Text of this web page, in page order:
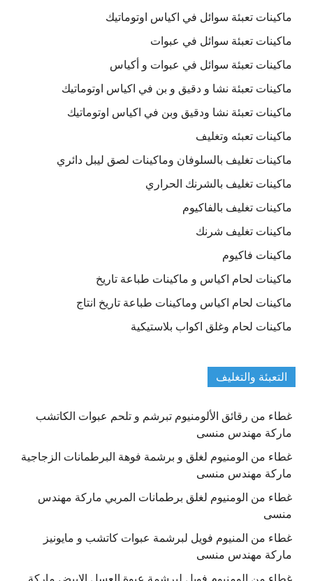
ماكينات تعبئة سوائل في اكياس اوتوماتيك
ماكينات تعبئة سوائل في عبوات
ماكينات تعبئة سوائل في عبوات و أكياس
ماكينات تعبئة نشا و دقيق و بن في اكياس اوتوماتيك
ماكينات تعبئة نشا ودقيق وبن في اكياس اوتوماتيك
ماكينات تعبئه وتغليف
ماكينات تغليف بالسلوفان وماكينات لصق ليبل دائري
ماكينات تغليف بالشرنك الحراري
ماكينات تغليف بالفاكيوم
ماكينات تغليف شرنك
ماكينات فاكيوم
ماكينات لحام اكياس و ماكينات طباعة تاريخ
ماكينات لحام اكياس وماكينات طباعة تاريخ انتاج
ماكينات لحام وغلق اكواب بلاستيكية
التعبئة والتغليف
غطاء من رقائق الألومنيوم تبرشم و تلحم عبوات الكاتشب
ماركة مهندس منسى
غطاء من الومنيوم لغلق و برشمة فوهة البرطمانات الزجاجية
ماركة مهندس منسى
غطاء من الومنيوم لغلق برطمانات المربي ماركة مهندس
منسى
غطاء من المنيوم فويل لبرشمة عبوات كاتشب و مايونيز
ماركة مهندس منسى